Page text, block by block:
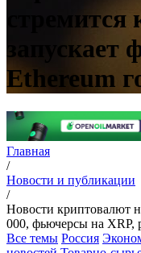
запускает
Ethereum
Главная
/
Новости и публикации
/
Новости криптовалют
000, фьючерсы на XRP,
Все темы Россия